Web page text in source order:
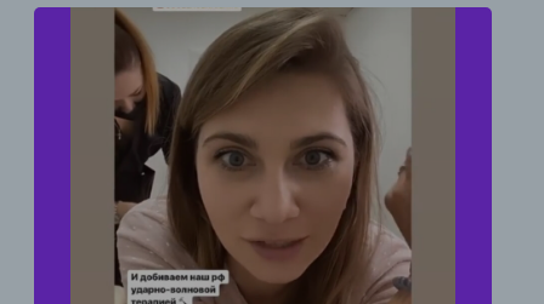
И добиваем наш рф ударно-волновой
терапией. Очень прикольное ощущение. Я
прям чувствую как разбиваются жировые
комочки